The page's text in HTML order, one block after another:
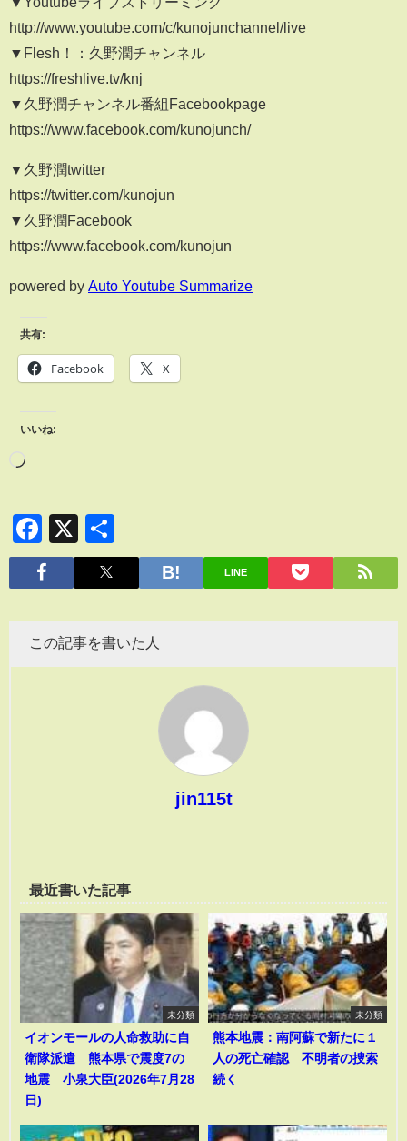
http://www.youtube.com/c/kunojunchannel/live
▼Flesh！：久野潤チャンネル
https://freshlive.tv/knj
▼久野潤チャンネル番組Facebookpage
https://www.facebook.com/kunojunch/
▼久野潤twitter
https://twitter.com/kunojun
▼久野潤Facebook
https://www.facebook.com/kunojun
powered by Auto Youtube Summarize
共有:
Facebook X
いいね:
Facebook
X
有
LINE
この記事を書いた人
jin115t
最近書いた記事
未分類
イオンモールの人命救助に自
衛隊派遣 熊本県で震度7の
地震 小泉大臣(2026年7月28
日)
未分類
熊本地震：南阿蘇で新たに１
人の死亡確認 不明者の捜索
続く